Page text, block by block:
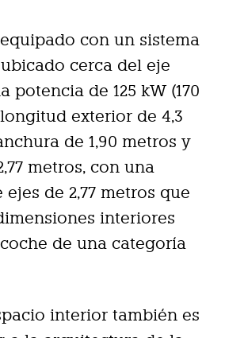
con un sistema
cerca del eje
potencia de 125 kW (170
exterior de 4,3
de 1,90 metros y
metros, con una
de 2,77 metros que
interiores
de una categoría
interior también es